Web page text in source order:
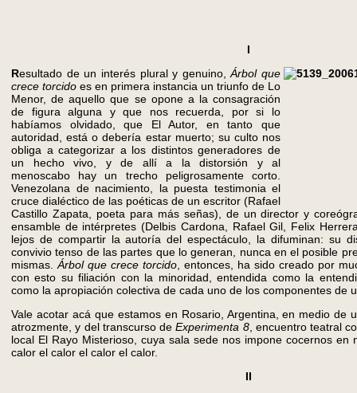
I
Resultado de un interés plural y genuino,Árbol que
crece torcido es en primera instancia un triunfo de Lo
Menor, de aquello que se opone a la consagración
de figura alguna y que nos recuerda, por si lo
habíamos olvidado, que El Autor, en tanto que
autoridad, está o debería estar muerto; su culto nos
obliga a categorizar a los distintos generadores de
un hecho vivo, y de allí a la distorsión y al
menoscabo hay un trecho peligrosamente corto.
Venezolana de nacimiento, la puesta testimonia el
cruce dialéctico de las poéticas de un escritor (Rafael
Castillo Zapata, poeta para más señas), de un director y
ensamble de intérpretes (Delbis Cardona, Rafael Gil, Felix
lejos de compartir la autoría del espectáculo, la difuminan: su
convivio tenso de las partes que lo generan, nunca en el posible
mismas.Árbol que crece torcido, entonces, ha sido creado por
con esto su filiación con la minoridad, entendida como la
como la apropiación colectiva de cada uno de los componentes de
Vale acotar acá que estamos en Rosario, Argentina, en medio de
atrozmente, y del transcurso deExperimenta 8, encuentro teatral
local El Rayo Misterioso, cuya sala sede nos impone cocernos en
calor el calor el calor el calor.
II